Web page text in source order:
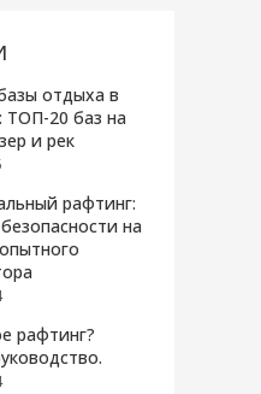
отдыха в
ТОП-20 баз на
и рек
рафтинг:
на
рафтинг?